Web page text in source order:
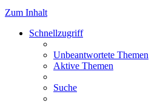
Zum Inhalt
Schnellzugriff
Unbeantwortete Themen
Aktive Themen
Suche